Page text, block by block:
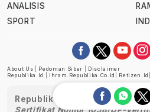
ANALISIS
SPORT
About Us Pedoman Siber
Disclaimer
Republika.id
Ihram.republika.co.id Retizen.id
Republika telah diverifikasi
Sertifikat Nomor 1058/DP-